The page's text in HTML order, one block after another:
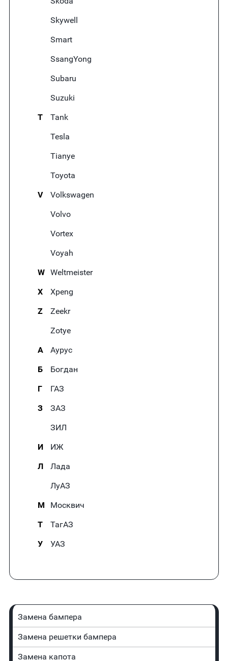
Skywell
Smart
SsangYong
Subaru
Suzuki
T
Tank
Tesla
Tianye
Toyota
V
Volkswagen
Volvo
Vortex
Voyah
W Weltmeister
X
Xpeng
Z
Zeekr
Zotye
А
Аурус
Б
Богдан
Г
ГАЗ
З
ЗАЗ
ЗИЛ
И
ИЖ
Л
Лада
ЛуАЗ
М
Москвич
Т
ТагАЗ
У
УАЗ
Замена бампера
Замена решетки бампера
Замена капота